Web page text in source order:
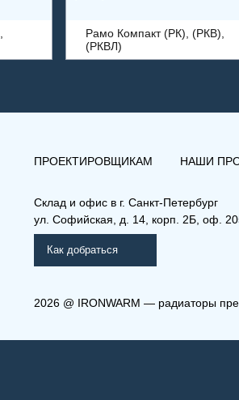
Рамо Компакт (РК), (РКВ),
(РКВЛ)
(РК) 33-400-2300
ПРОЕКТИРОВЩИКАМ НАШИ
Склад и офис в г. Санкт-Петербург
ул. Софийская, д. 14, корп. 2Б, оф.
Как добраться
2026 @ IRONWARM — радиаторы